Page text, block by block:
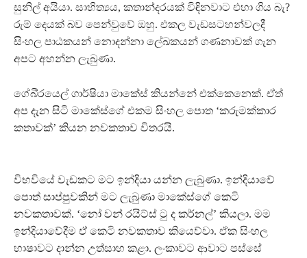
සුනිල් අයියා. සාහිත්‍යය, කතාන්දරයක් විඳිනවාට එහා ගිය බැ?
රුම් දෙයක් බව පෙන්වුවේ ඔහු. එකල වැඩසටහන්වලදී
සිංහල පාඨකයන් නොදන්නා ලේඛකයන් ගණනාවක් ගැන
අපට අහන්න ලැබුණා.
ගේබි‍්‍රයෙල් ගාර්ෂියා මාකේස් කියන්නේ එක්කෙනෙක්. ඒත්
අප දැන සිටි මාකේස්ගේ එකම සිංහල පොත ‘කරුමක්කාර
කතාවක්’ කියන නවකතාව විතරයි.
විභවියේ වැඩකට මට ඉන්දියා යන්න ලැබුණා. ඉන්දියාවේ
පොත් සාප්පුවකින් මට ලැබුණා මාකේස්ගේ කෙටි
නවකතාවක්. ‘නෝ වන් රයිට්ස් ටු ද කර්නල්’ කියලා. මම
ඉන්දියාවේදීම ඒ කෙටි නවකතාව කියෙව්වා. ඒක සිංහල
භාෂාවට දාන්න උත්සාහ කළා. ලංකාවට ආවාට පස්සේ